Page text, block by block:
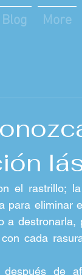
Blog More
el rastrillo; la
para eliminar
a destronarla,
cada
de